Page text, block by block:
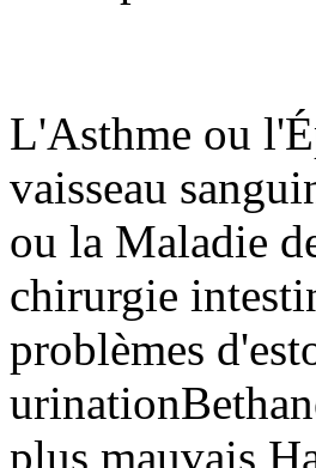
L'Asthme ou
vaisseau
ou la Maladie
chirurgie
problèmes
plus mauvais